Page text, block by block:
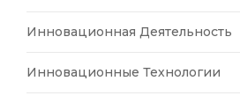
Инновационная Деятельность
Инновационные Технологии